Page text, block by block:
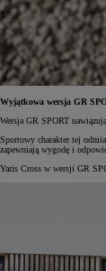
Wyjątkowa wersja GR
Wersja GR SPORT
Sportowy charakter tej
zapewniają wygodę i
Yaris Cross w wersji GR